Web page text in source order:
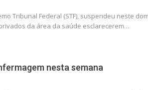
Tribunal Federal (STF), suspendeu neste
da área da saúde esclarecerem…
nesta semana